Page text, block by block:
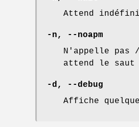
Attend
-n, --noapm
N'appelle pas
attend le saut
-d, --debug
Affiche